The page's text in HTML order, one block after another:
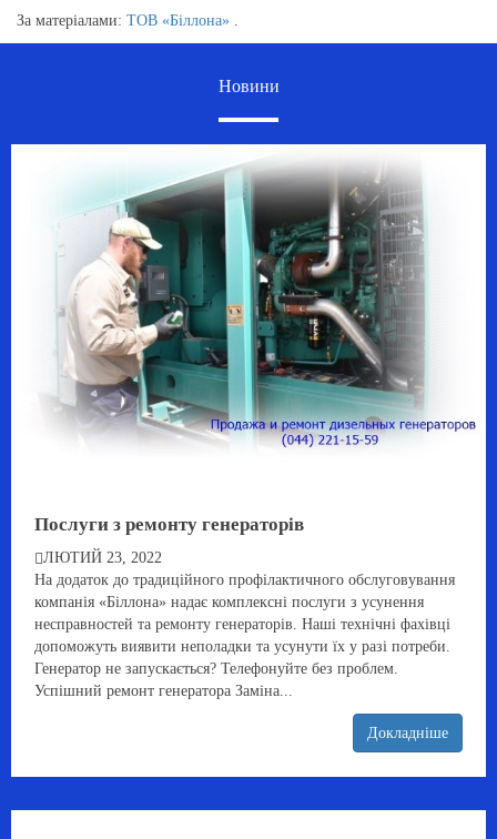
За матеріалами: ТОВ «Біллона» .
Новини
Послуги з ремонту генераторів
ЛЮТИЙ 23, 2022
На додаток до традиційного профілактичного обслуговування
компанія «Біллона» надає комплексні послуги з усунення
несправностей та ремонту генераторів. Наші технічні фахівці
допоможуть виявити неполадки та усунути їх у разі потреби.
Генератор не запускається? Телефонуйте без проблем.
Успішний ремонт генератора Заміна...
Докладніше